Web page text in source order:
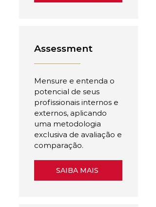
Assessment
Mensure e entenda o
potencial de seus
profissionais internos e
externos, aplicando
uma metodologia
exclusiva de avaliação e
comparação.
SAIBA MAIS